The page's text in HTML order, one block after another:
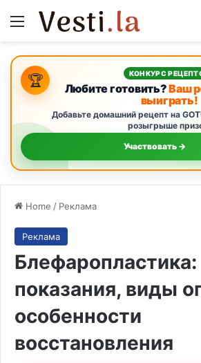
Menu
🏆 КОНКУРС
Любите готовить?Ваш
выиграть!
Добавьте домашний рецепт на
розыгрыше
Участвовать →
Home / Реклама
Реклама
Блефаропластика:
показания, виды
особенности
восстановления